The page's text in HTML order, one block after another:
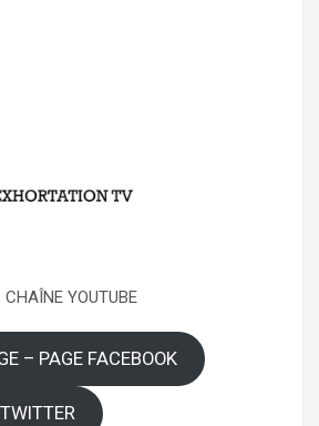
CHAÎNE YOUTUBE
– PAGE FACEBOOK